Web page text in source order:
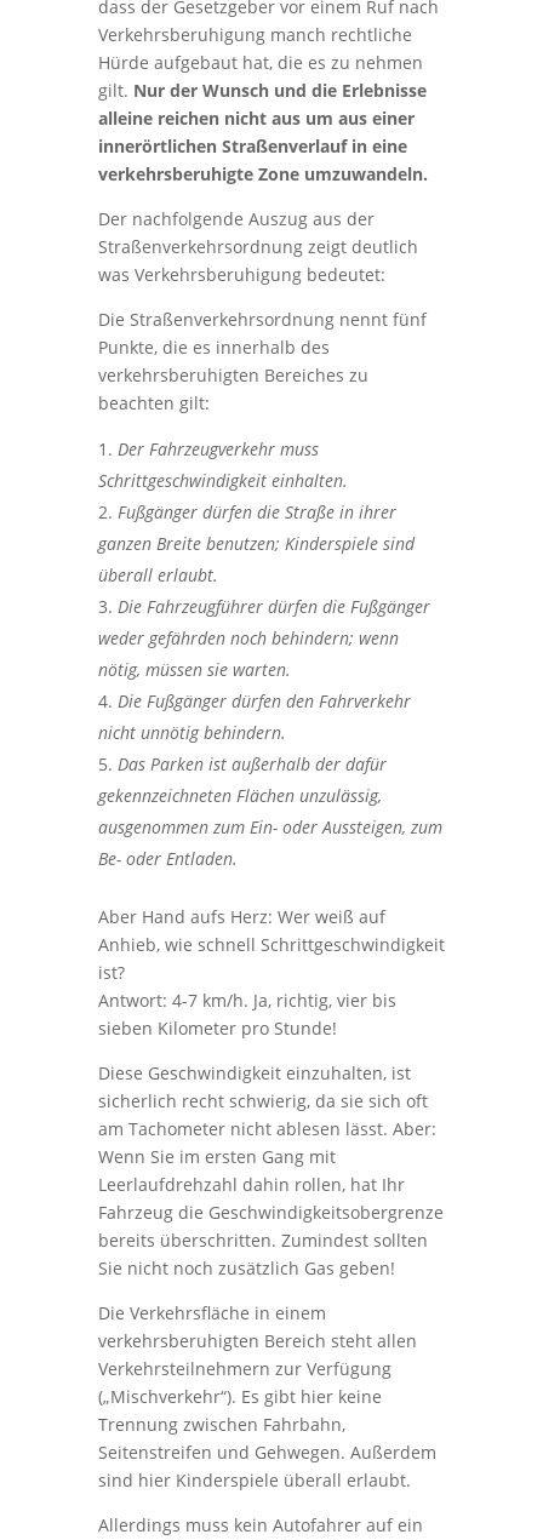
dass der Gesetzgeber vor einem Ruf nach
Verkehrsberuhigung manch rechtliche
Hürde aufgebaut hat, die es zu nehmen
gilt. Nur der Wunsch und die Erlebnisse
alleine reichen nicht aus um aus einer
innerörtlichen Straßenverlauf in eine
verkehrsberuhigte Zone umzuwandeln.
Der nachfolgende Auszug aus der
Straßenverkehrsordnung zeigt deutlich
was Verkehrsberuhigung bedeutet:
Die Straßenverkehrsordnung nennt fünf
Punkte, die es innerhalb des
verkehrsberuhigten Bereiches zu
beachten gilt:
Der Fahrzeugverkehr muss
Schrittgeschwindigkeit einhalten.
Fußgänger dürfen die Straße in ihrer
ganzen Breite benutzen; Kinderspiele sind
überall erlaubt.
Die Fahrzeugführer dürfen die Fußgänger
weder gefährden noch behindern; wenn
nötig, müssen sie warten.
Die Fußgänger dürfen den Fahrverkehr
nicht unnötig behindern.
Das Parken ist außerhalb der dafür
gekennzeichneten Flächen unzulässig,
ausgenommen zum Ein- oder Aussteigen, zum
Be- oder Entladen.
Aber Hand aufs Herz: Wer weiß auf
Anhieb, wie schnell Schrittgeschwindigkeit
ist?
Antwort: 4-7 km/h. Ja, richtig, vier bis
sieben Kilometer pro Stunde!
Diese Geschwindigkeit einzuhalten, ist
sicherlich recht schwierig, da sie sich oft
am Tachometer nicht ablesen lässt. Aber:
Wenn Sie im ersten Gang mit
Leerlaufdrehzahl dahin rollen, hat Ihr
Fahrzeug die Geschwindigkeitsobergrenze
bereits überschritten. Zumindest sollten
Sie nicht noch zusätzlich Gas geben!
Die Verkehrsfläche in einem
verkehrsberuhigten Bereich steht allen
Verkehrsteilnehmern zur Verfügung
(„Mischverkehr“). Es gibt hier keine
Trennung zwischen Fahrbahn,
Seitenstreifen und Gehwegen. Außerdem
sind hier Kinderspiele überall erlaubt.
Allerdings muss kein Autofahrer auf ein